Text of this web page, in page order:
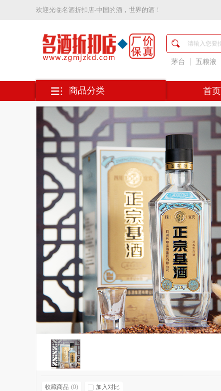
欢迎光临名酒折扣店-中国的酒，世界的酒！
酒，
茅台 五粮液
首页
商品分类
收藏商品 (0) 加入对比